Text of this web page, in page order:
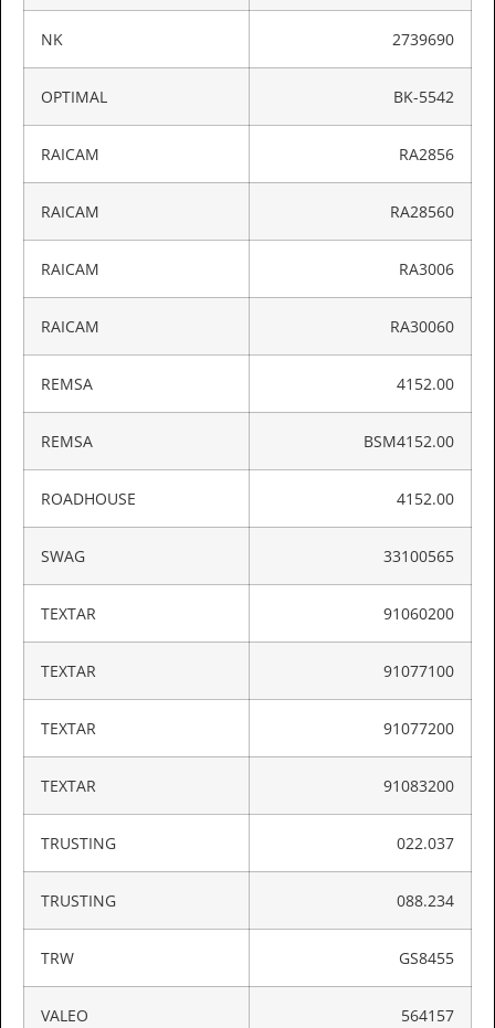
NK 2739690
OPTIMAL BK-5542
RAICAM RA2856
RAICAM RA28560
RAICAM RA3006
RAICAM RA30060
REMSA 4152.00
REMSA BSM4152.00
ROADHOUSE 4152.00
SWAG 33100565
TEXTAR 91060200
TEXTAR 91077100
TEXTAR 91077200
TEXTAR 91083200
TRUSTING 022.037
TRUSTING 088.234
TRW GS8455
VALEO 564157